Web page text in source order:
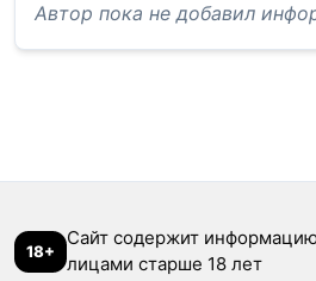
Автор пока не добавил
18+
Сайт содержит
лицами старше 18 лет